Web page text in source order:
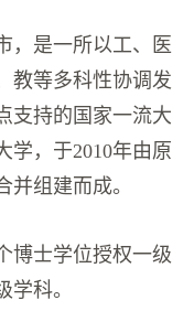
，是一所以工、医
教等多科性协调发
支持的国家一流大
学，于2010年由原
组建而成。
博士学位授权一级
学科。